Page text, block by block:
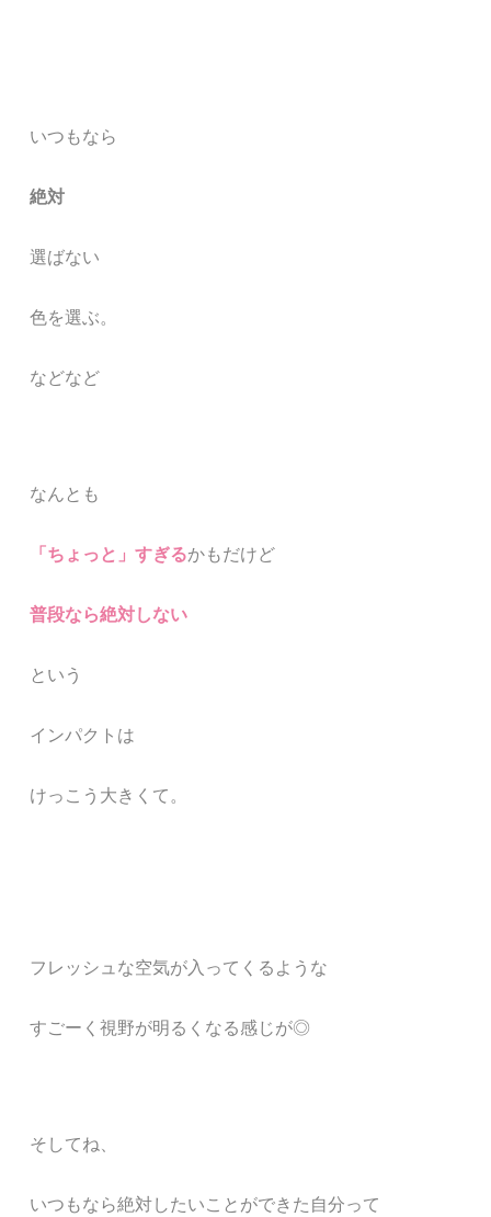
いつもなら
絶対
選ばない
色を選ぶ。
などなど
なんとも
「ちょっと」すぎるかもだけど
普段なら絶対しない
という
インパクトは
けっこう大きくて。
フレッシュな空気が入ってくるような
すごーく視野が明るくなる感じが◎
そ してね、
いつもなら絶対したいことができた自分って